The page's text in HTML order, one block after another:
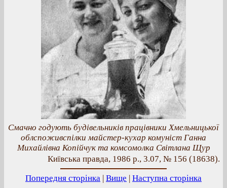
Смачно годують будівельників працівники Хмельницької
облспоживспілки майстер-кухар комуніст Ганна
Михайлівна Копійчук та комсомолка Світлана Щур
Київська правда, 1986 р., 3.07, № 156 (18638).
Попередня сторінка | Вище | Наступна сторінка